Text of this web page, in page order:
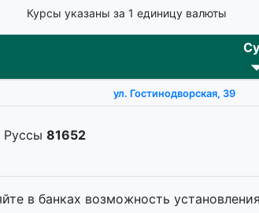
Курсы указаны за 1 единицу валюты
ул. Гостинодворская, 39
Руссы 81652
в банках возможность